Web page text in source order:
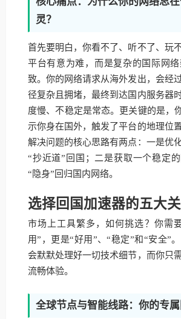
灵？
首先要明白，你看不了、听不了、玩
平台有意为难，而是复杂的国际网
致。你的网络请求从海外发出，会经
径复杂且拥堵，最终到达国内服务器
度慢、不稳定是常态。更关键的是，
示你身在国外，触发了平台的地理位
解决问题的核心思路有两点：一是优
“抄近道”回国；二是获取一个稳定
“隐身”回归国内网络。
选择回国加速器的五大
市场上工具繁多，如何挑选？你需
用”，更是“好用”、“稳定”和“安全”
会默默处理好一切技术细节，而你只
流畅体验。
全球节点与智能线路：你的专